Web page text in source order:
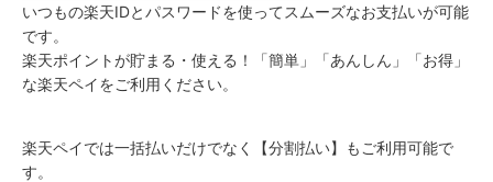
いつもの楽天IDとパスワードを使ってスムーズなお支払いが可能
です。
楽天ポイントが貯まる・使える！「簡単」「あんしん」「お得」
な楽天ペイをご利用ください。
楽天ペイでは一括払いだけでなく【分割払い】もご利用可能で
す。